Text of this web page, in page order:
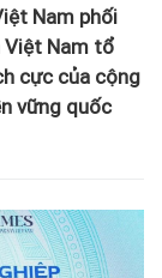
Nam phối
Việt Nam tổ
cực của cộng
vững quốc